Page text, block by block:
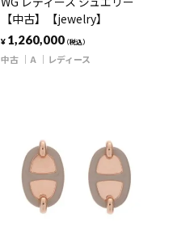
【中古】【jewelry】
¥ 1,260,000（税込）
中古 A レディース